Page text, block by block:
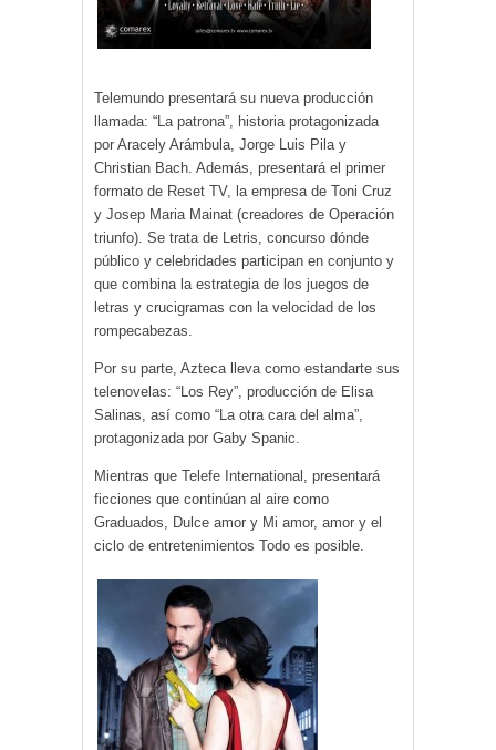
Telemundo presentará su nueva producción
llamada: “La patrona”, historia protagonizada
por Aracely Arámbula, Jorge Luis Pila y
Christian Bach. Además, presentará el primer
formato de Reset TV, la empresa de Toni Cruz
y Josep Maria Mainat (creadores de Operación
triunfo). Se trata de Letris, concurso dónde
público y celebridades participan en conjunto y
que combina la estrategia de los juegos de
letras y crucigramas con la velocidad de los
rompecabezas.
Por su parte, Azteca lleva como estandarte sus
telenovelas: “Los Rey”, producción de Elisa
Salinas, así como “La otra cara del alma”,
protagonizada por Gaby Spanic.
Mientras que Telefe International, presentará
ficciones que continúan al aire como
Graduados, Dulce amor y Mi amor, amor y el
ciclo de entretenimientos Todo es posible.